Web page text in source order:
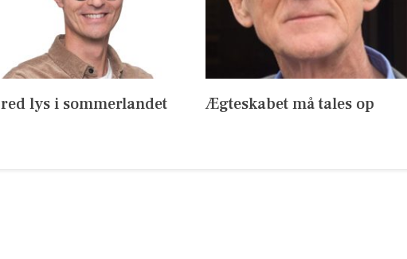
lys i sommerlandet Ægteskabet må tales op